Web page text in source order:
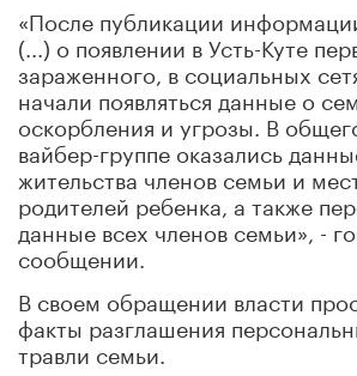
«После публикации
(...) о появлении в Усть-Куте
зараженного, в социальных
начали появляться данные о
оскорбления и угрозы. В
вайбер-группе оказались
жительства членов семьи и
родителей ребенка, а также
данные всех членов семьи», -
сообщении.
В своем обращении власти
факты разглашения
травли семьи.